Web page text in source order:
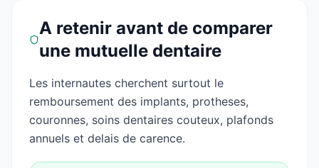
A retenir avant de comparer
une mutuelle dentaire
Les internautes cherchent surtout le
remboursement des implants, protheses,
couronnes, soins dentaires couteux, plafonds
annuels et delais de carence.